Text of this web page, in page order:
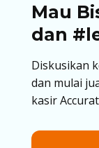
Mau
dan
Diskusikan
dan mulai
kasir